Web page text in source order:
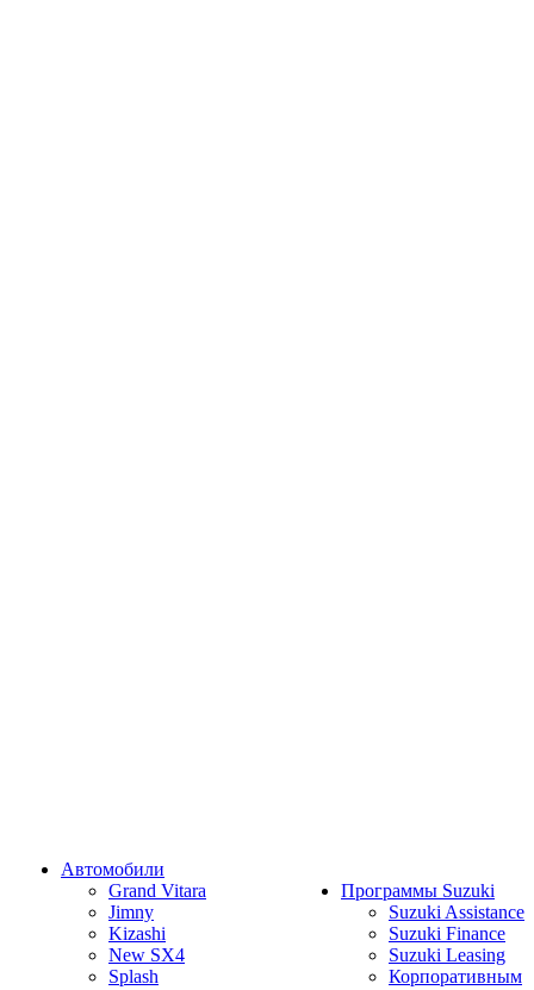
Автомобили
Grand Vitara
Jimny
Kizashi
New SX4
Splash
Программы Suzuki
Suzuki Assistance
Suzuki Finance
Suzuki Leasing
Корпоративным